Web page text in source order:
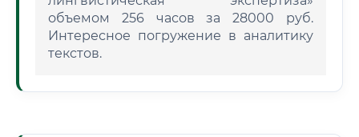
объемом 256 часов за 28000 руб.
Интересное погружение в аналитику
текстов.